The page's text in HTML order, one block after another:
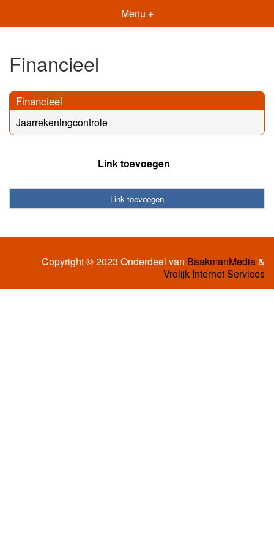
Menu +
Financieel
Financieel
Jaarrekeningcontrole
Link toevoegen
Link toevoegen
Copyright © 2023 Onderdeel van BaakmanMedia&
Vrolijk Internet Services